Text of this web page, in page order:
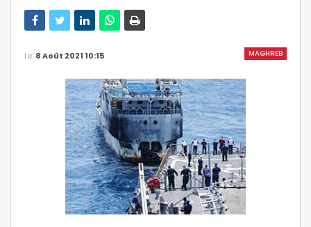
MAGHREB
Le 8 Août 2021 10:15